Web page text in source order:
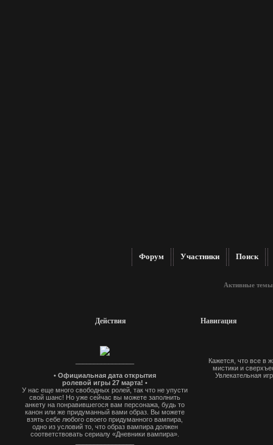
Форум Участники Поиск
Активные темы
Действия Навигация
• Официальная дата открытия
ролевой игры 27 марта! •
У нас еще много свободных ролей, так что не упусти
свой шанс! Но уже сейчас вы можете заполнить
анкету на понравившегося вам персонажа, будь то
канон или же придуманный вами образ. Вы можете
взять себе любого своего придуманного вампира,
одно из условий то, что образ вампира должен
соответствовать сериалу «Дневники вампира».
Кажется, что все в
мистики и
Увлекательная